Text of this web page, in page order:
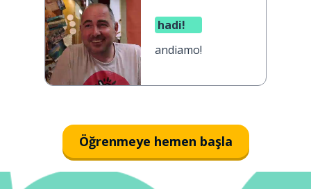
hadi!
andiamo!
Öğrenmeye hemen başla